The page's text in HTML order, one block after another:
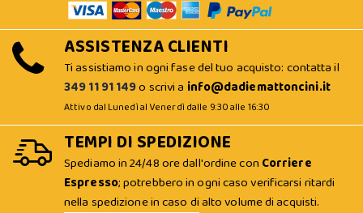
ASSISTENZA CLIENTI
Ti assistiamo in ogni fase del tuo acquisto: contatta il
349 11 91 149o scrivi a info@dadiemattoncini.it
Attivo dal Lunedì al Venerdì dalle 9:30 alle 16:30
TEMPI DI SPEDIZIONE
Spediamo in 24/48 ore dall'ordine con Corriere
Espresso; potrebbero in ogni caso verificarsi ritardi
nella spedizione in caso di alto volume di acquisti.